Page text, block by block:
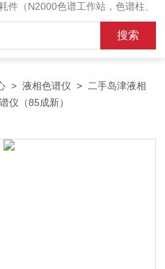
件（N2000色谱工作站，色谱柱、
进样器，热解析仪，紫外分光光度
红外光谱仪，分析天平等常规实验
>液相色谱仪 > 二手岛津液相
仪（85成新）